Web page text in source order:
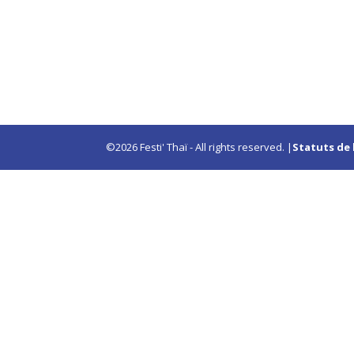
©2026 Festi' Thaï - All rights reserved. | Statuts de